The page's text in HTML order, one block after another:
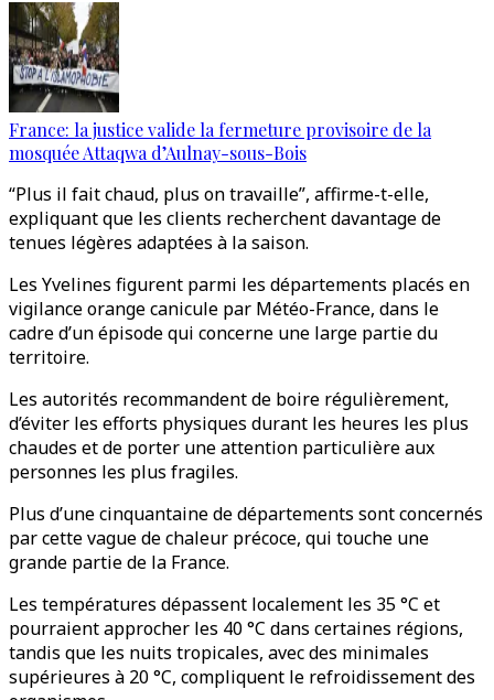
France: la justice valide la fermeture provisoire de la
mosquée Attaqwa d’Aulnay-sous-Bois
“Plus il fait chaud, plus on travaille”, affirme-t-elle,
expliquant que les clients recherchent davantage de
tenues légères adaptées à la saison.
Les Yvelines figurent parmi les départements placés en
vigilance orange canicule par Météo-France, dans le
cadre d’un épisode qui concerne une large partie du
territoire.
Les autorités recommandent de boire régulièrement,
d’éviter les efforts physiques durant les heures les plus
chaudes et de porter une attention particulière aux
personnes les plus fragiles.
Plus d’une cinquantaine de départements sont concernés
par cette vague de chaleur précoce, qui touche une
grande partie de la France.
Les températures dépassent localement les 35 °C et
pourraient approcher les 40 °C dans certaines régions,
tandis que les nuits tropicales, avec des minimales
supérieures à 20 °C, compliquent le refroidissement des